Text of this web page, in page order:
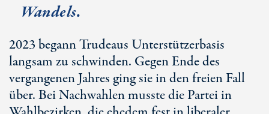
Wandels.
2023 begann Trudeaus Unterstützerbasis
langsam zu schwinden. Gegen Ende des
vergangenen Jahres ging sie in den freien Fall
über. Bei Nachwahlen musste die Partei in